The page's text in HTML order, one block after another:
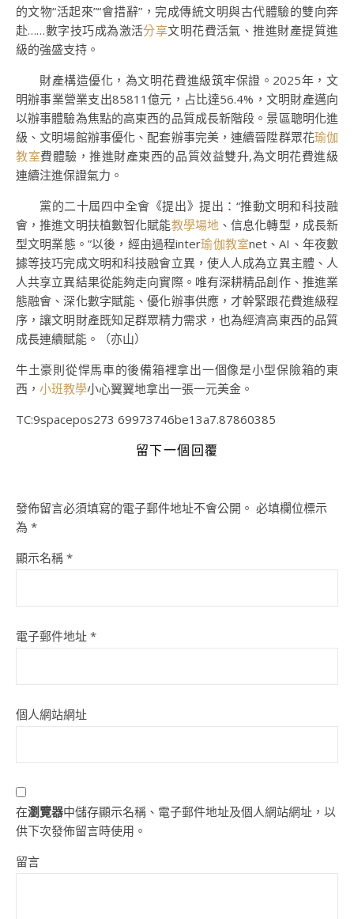
的文物“活起來”“會措辭”，完成傳統文明與古代體驗的雙向奔
赴……數字技巧成為激活分享文明花費活氣、推進財產提質進
級的強盛支持。
財產構造優化，為文明花費進級筑牢保證。2025年，文
明辦事業營業支出85811億元，占比達56.4%，文明財產邁向
以辦事體驗為焦點的高東西的品質成長新階段。景區聰明化進
級、文明場館辦事優化、配套辦事完美，連續晉陞群眾花瑜伽
教室費體驗，推進財產東西的品質效益雙升,為文明花費進級
連續注進保證氣力。
黨的二十屆四中全會《提出》提出：“推動文明和科技融
會，推進文明扶植數智化賦能教學場地、信息化轉型，成長新
型文明業態。”以後，經由過程inter瑜伽教室net、AI、年夜數
據等技巧完成文明和科技融會立異，使人人成為立異主體、人
人共享立異結果從能夠走向實際。唯有深耕精品創作、推進業
態融會、深化數字賦能、優化辦事供應，才幹緊跟花費進級程
序，讓文明財產既知足群眾精力需求，也為經濟高東西的品質
成長連續賦能。（亦山）
牛土豪則從悍馬車的後備箱裡拿出一個像是小型保險箱的東
西， 小班教學小心翼翼地拿出一張一元美金。
TC:9spacepos273 69973746be13a7.87860385
留下一個回覆
發佈留言必須填寫的電子郵件地址不會公開。 必填欄位標示
為 *
顯示名稱 *
電子郵件地址 *
個人網站網址
在瀏覽器中儲存顯示名稱、電子郵件地址及個人網站網址，以
供下次發佈留言時使用。
留言